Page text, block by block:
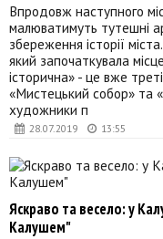
28.07.2019 13:55
Впродовж наступного
малюватимуть тутешні
збереження історії
який започаткувала
історична» - це вже
«Мистецький собор» та
художники п
Яскраво та весело: у
Калушем"